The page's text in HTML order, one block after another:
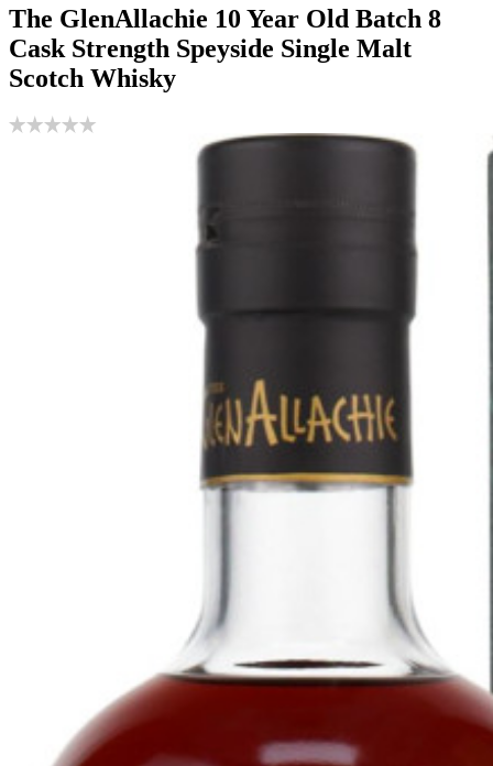
The GlenAllachie 10 Year Old Batch 8
Cask Strength Speyside Single Malt
Scotch Whisky